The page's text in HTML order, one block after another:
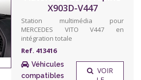
X903D-V447
Station multimédia pour
MERCEDES VITO V447 en
intégration totale
Ref. 413416
Véhicules
compatibles
VOIR